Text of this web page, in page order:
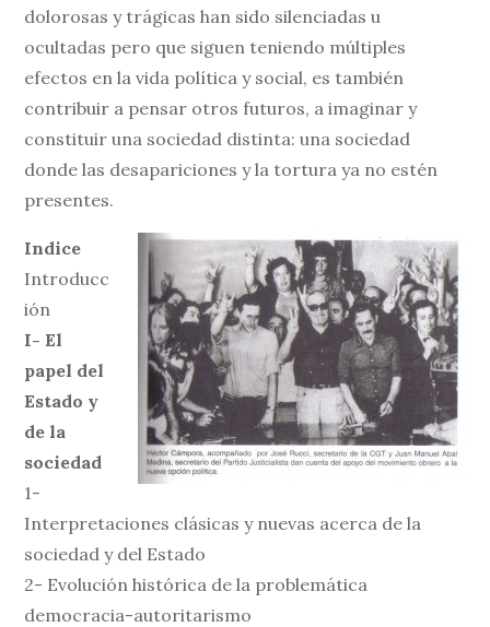
dolorosas y trágicas han sido silenciadas u
ocultadas pero que siguen teniendo múltiples
efectos en la vida política y social, es también
contribuir a pensar otros futuros, a imaginar y
constituir una sociedad distinta: una sociedad
donde las desapariciones y la tortura ya no estén
presentes.
Indice
Introducc
ión
I- El
papel del
Estado y
de la
sociedad
1-
Interpretaciones clásicas y nuevas acerca de la
sociedad y del Estado
2- Evolución histórica de la problemática
democracia-autoritarismo